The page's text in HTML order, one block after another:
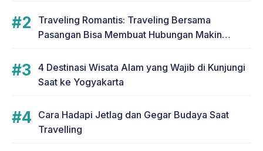
Traveling Romantis: Traveling Bersama
Pasangan Bisa Membuat Hubungan Makin
4 Destinasi Wisata Alam yang Wajib di Kunjungi
Saat ke Yogyakarta
Cara Hadapi Jetlag dan Gegar Budaya Saat
Travelling